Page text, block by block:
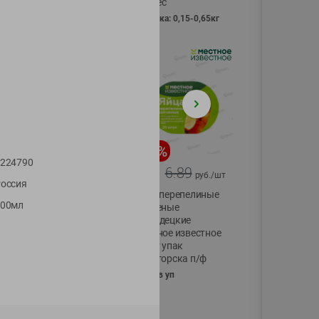
фасовка: 0,15-0,65кг
ГХИ Местное
%
6.89 руб./шт
Яйца перепелиные
копченые
Молодецкие
Местное известное
20 шт упак
Солигорска п/ф
20шт в уп